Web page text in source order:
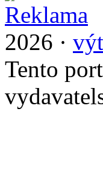
2026 ·
Tento